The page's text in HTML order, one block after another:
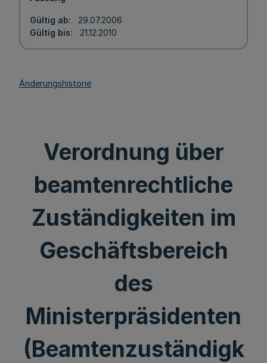
Gültig ab
29.07.2006
Gültig bis
21.12.2010
Änderungshistorie
Verordnung über
beamtenrechtliche
Zuständigkeiten im
Geschäftsbereich
des
Ministerpräsidenten
(Beamtenzuständigk